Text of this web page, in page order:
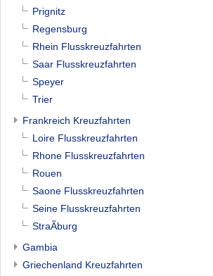
Prignitz
Regensburg
Rhein Flusskreuzfahrten
Saar Flusskreuzfahrten
Speyer
Trier
Frankreich Kreuzfahrten
Loire Flusskreuzfahrten
Rhone Flusskreuzfahrten
Rouen
Saone Flusskreuzfahrten
Seine Flusskreuzfahrten
StraÃburg
Gambia
Griechenland Kreuzfahrten